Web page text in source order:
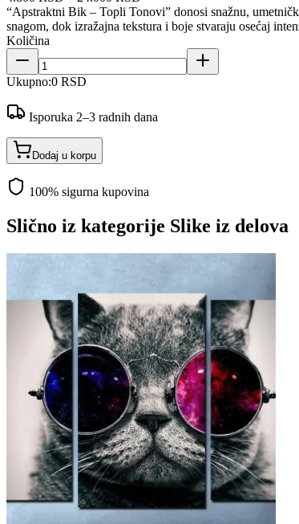
“Apstraktni Bik – Topli Tonovi” donosi snažnu,
snagom, dok izražajna tekstura i boje stvaraju osećaj
Količina
Ukupno:0 RSD
Isporuka 2–3 radnih dana
Dodaj u korpu
100% sigurna kupovina
Slično iz kategorije Slike iz delova